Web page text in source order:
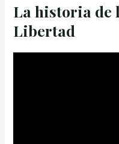
La historia de
Libertad